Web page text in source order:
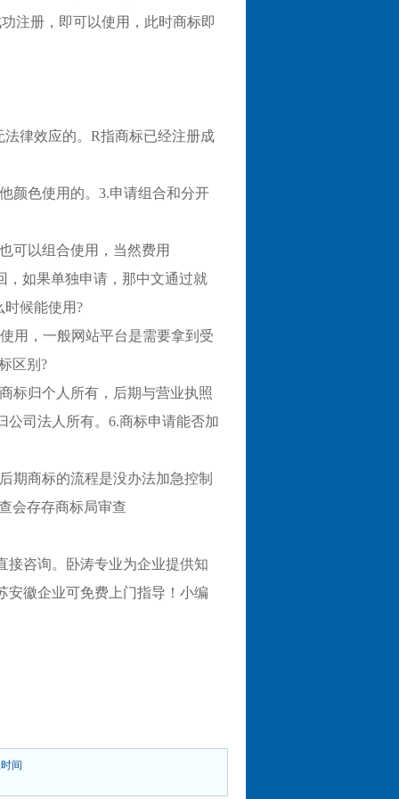
注册，即可以使用，此时商标即
律效应的。R指商标已经注册成
颜色使用的。3.申请组合和分开
可以组合使用，当然费用
，如果单独申请，那中文通过就
时候能使用?
用，一般网站平台是需要拿到受
区别?
标归个人所有，后期与营业执照
公司法人所有。6.商标申请能否加
期商标的流程是没办法加急控制
会存存商标局审查
接咨询。卧涛专业为企业提供知
安徽企业可免费上门指导！小编
间